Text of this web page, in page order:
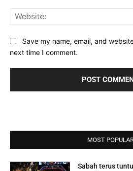
Save my name, email, and
next time I comment.
MOST
Sabah terus